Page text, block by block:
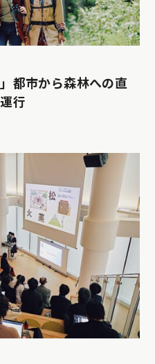
都市から森林への直
行